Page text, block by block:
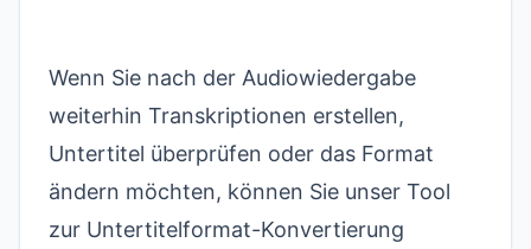
Wenn Sie nach der Audiowiedergabe
weiterhin Transkriptionen erstellen,
Untertitel überprüfen oder das Format
ändern möchten, können Sie unser Tool
zur Untertitelformat-Konvertierung